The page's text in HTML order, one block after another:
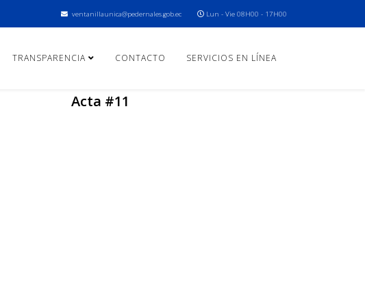
ventanillaunica@pedernales.gob.ec Lun - Vie 08H00 - 17H00
TRANSPARENCIA CONTACTO SERVICIOS EN LÍNEA
Acta #11